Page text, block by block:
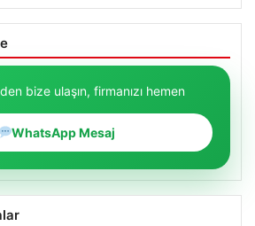
bize ulaşın, firmanızı hemen
WhatsApp Mesaj